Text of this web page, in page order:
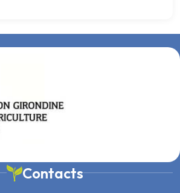
Contacts